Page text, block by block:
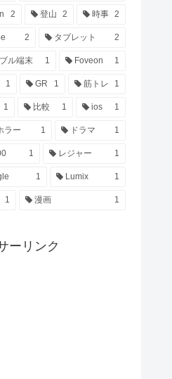
2 登山 2 時事 2
2 タブレット 2
ル端末 1 Foveon 1
1 GR 1 筋トレ 1
1 比較 1 ios 1
ラー 1 ドラマ 1
1 レジャー 1
1 Lumix 1
1 漫画 1
ーリンク